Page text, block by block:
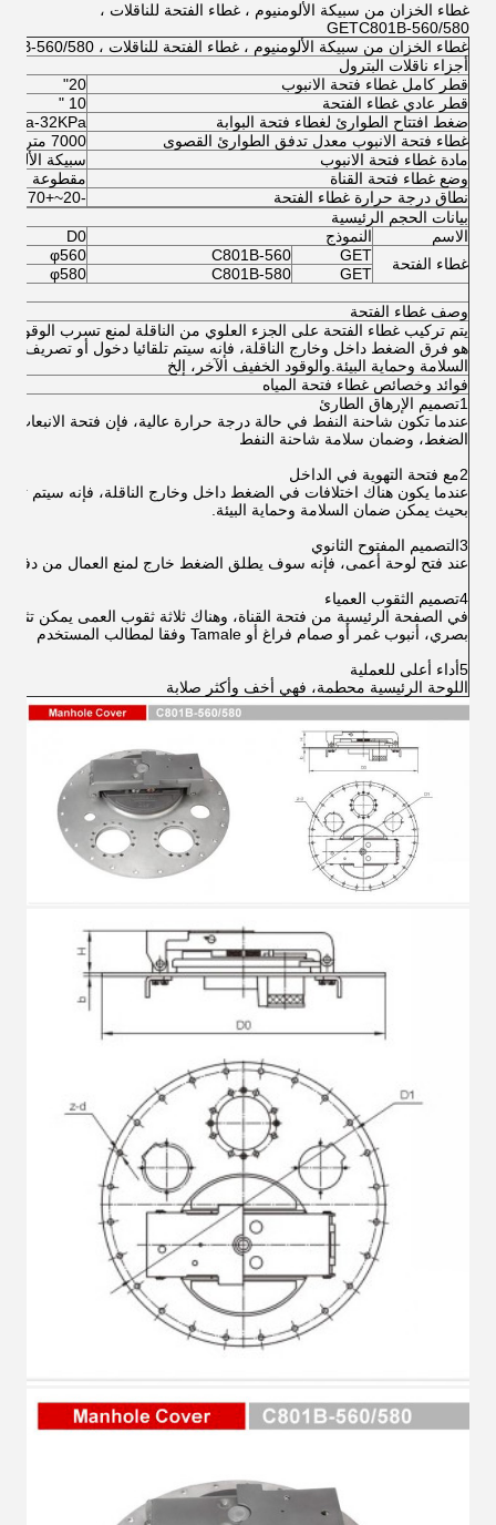
غطاء الخزان من سبيكة الألومنيوم ، غطاء الفتحة للناقلات ،
GETC801B-560/580
غطاء الخزان من سبيكة الألومنيوم ، غطاء الفتحة للناقلات ، GETC801B-560/580
أجزاء ناقلات البترول
قطر كامل غطاء فتحة الانبوب
20"
قطر عادي غطاء الفتحة
10 "
ضغط افتتاح الطوارئ لغطاء فتحة البوابة
32KPa
غطاء فتحة الانبوب معدل تدفق الطوارئ القصوى
7000 متر3/ساعة (عند 34 كيبا)
مادة غطاء فتحة الانبوب
سبيكة
وضع غطاء فتحة القناة
مقطوعة
نطاق درجة حرارة غطاء الفتحة
-20~+70 درجة مئوية
بيانات الحجم الرئيسية
الاسم
النموذج D0
غطاء الفتحة
GET
C801B-560
φ560
GET
C801B-580
φ580
وصف غطاء الفتحة
يتم تركيب غطاء الفتحة على الجزء العلوي من الناقلة لمنع تسرب الوقود
هو فرق الضغط داخل وخارج الناقلة، فإنه سيتم تلقائيا دخول أو تصريف
السلامة وحماية البيئة.والوقود الخفيف الآخر، إلخ
فوائد وخصائص غطاء فتحة المياه
1تصميم الإرهاق الطارئ
عندما تكون شاحنة النفط في حالة درجة حرارة عالية، فإن فتحة الانبعاث
الضغط، وضمان سلامة شاحنة النفط
2مع فتحة التهوية في الداخل
عندما يكون هناك اختلافات في الضغط داخل وخارج الناقلة، فإنه سيتم
بحيث يمكن ضمان السلامة وحماية البيئة.
3التصميم المفتوح الثانوي
عند فتح لوحة أعمى، فإنه سوف يطلق الضغط خارج لمنع العمال من دفع
4تصميم الثقوب العمياء
في الصفحة الرئيسية من فتحة القناة، وهناك ثلاثة ثقوب العمى يمكن
بصري، أنبوب غمر أو صمام فراغ أو Tamale وفقا لمطالب المستخدم
5أداء أعلى للعملية
اللوحة الرئيسية محطمة، فهي أخف وأكثر صلابة